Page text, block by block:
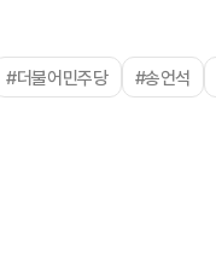
#더불어민주당 #송언석